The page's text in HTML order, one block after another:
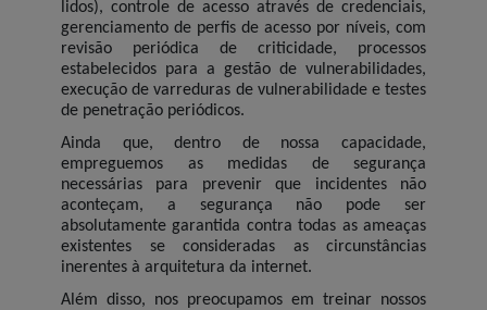
lidos), controle de acesso através de credenciais,
gerenciamento de perfis de acesso por níveis, com
revisão periódica de criticidade, processos
estabelecidos para a gestão de vulnerabilidades,
execução de varreduras de vulnerabilidade e testes
de penetração periódicos.
Ainda que, dentro de nossa capacidade,
empreguemos as medidas de segurança
necessárias para prevenir que incidentes não
aconteçam, a segurança não pode ser
absolutamente garantida contra todas as ameaças
existentes se consideradas as circunstâncias
inerentes à arquitetura da internet.
Além disso, nos preocupamos em treinar nossos